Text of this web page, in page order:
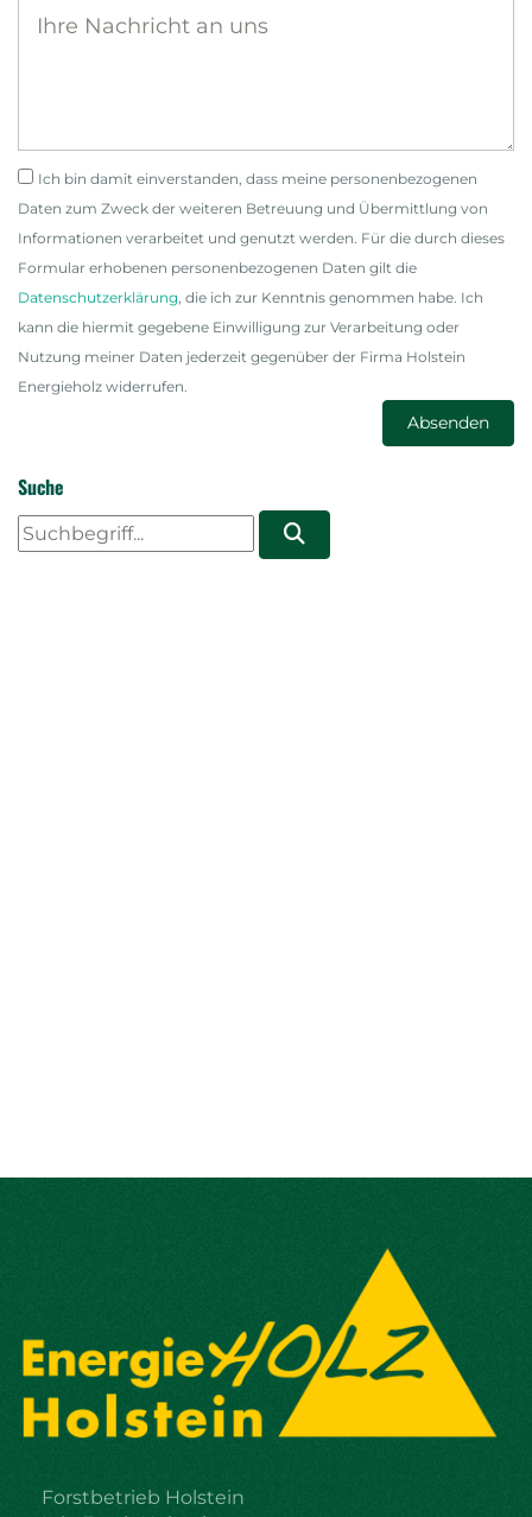
Ich bin damit einverstanden, dass meine personenbezogenen
Daten zum Zweck der weiteren Betreuung und Übermittlung von
Informationen verarbeitet und genutzt werden. Für die durch dieses
Formular erhobenen personenbezogenen Daten gilt die
Datenschutzerklärung, die ich zur Kenntnis genommen habe. Ich
kann die hiermit gegebene Einwilligung zur Verarbeitung oder
Nutzung meiner Daten jederzeit gegenüber der Firma Holstein
Energieholz widerrufen.
Absenden
Suche
Forstbetrieb Holstein